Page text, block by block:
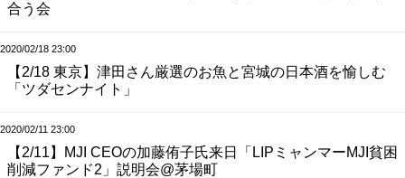
合う会
2020/02/18 23:00
【2/18 東京】津田さん厳選のお魚と宮城の日本酒を愉しむ
「ツダセンナイト」
2020/02/11 23:00
【2/11】MJI CEOの加藤侑子氏来日「LIPミャンマーMJI貧困
削減ファンド2」説明会@茅場町